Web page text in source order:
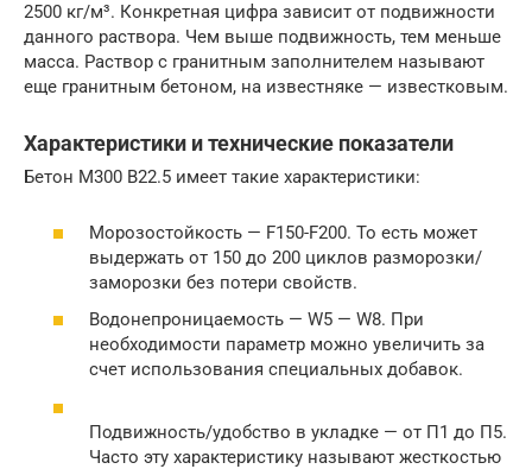
2500 кг/м³. Конкретная цифра зависит от подвижности
данного раствора. Чем выше подвижность, тем меньше
масса. Раствор с гранитным заполнителем называют
еще гранитным бетоном, на известняке — известковым.
Характеристики и технические показатели
Бетон М300 В22.5 имеет такие характеристики:
Морозостойкость — F150-F200. То есть может
выдержать от 150 до 200 циклов разморозки/
заморозки без потери свойств.
Водонепроницаемость — W5 — W8. При
необходимости параметр можно увеличить за
счет использования специальных добавок.
Подвижность/удобство в укладке — от П1 до П5.
Часто эту характеристику называют жесткостью